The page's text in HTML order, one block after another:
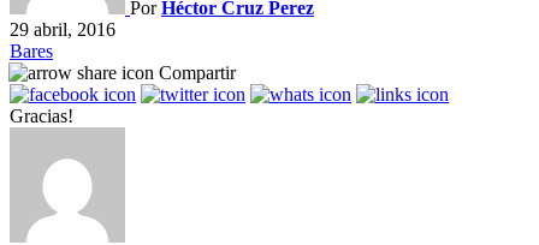
PorHéctor Cruz Perez
29 abril, 2016
Bares
Compartir
Gracias!